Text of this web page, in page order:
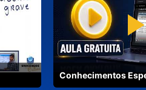
Médio Completo.
sendo 47 para ampla
R$ 2.039,47.
auxílio transporte e Vale
Conhecimentos